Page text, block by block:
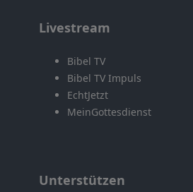
Livestream
Bibel TV
Bibel TV Impuls
EchtJetzt
MeinGottesdienst
Unterstützen